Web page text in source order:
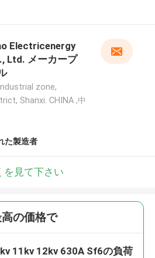
Electricenergy
Ltd. メーカープ
zone,
Shanxi. CHINA ,中
た製造者
を見て下さい
の価格で
11kv 12kv 630A Sf6の負荷